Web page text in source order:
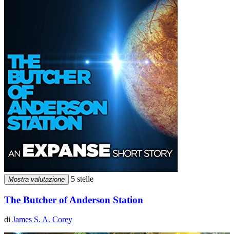
Mostra valutazione 5 stelle
The Butcher of Anderson Station
di James S. A. Corey